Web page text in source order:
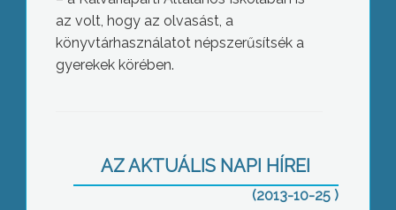
az volt, hogy az olvasást, a
könyvtárhasználatot népszerűsítsék a
gyerekek körében.
AZ AKTUÁLIS NAPI HÍREI
(2013-10-25 )